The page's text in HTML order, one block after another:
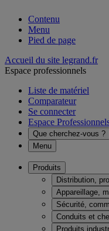
Contenu
Menu
Pied de page
Accueil du site legrand.fr
Espace professionnels
Liste de matériel
Comparateur
Se connecter
Espace
Que cherchez-vous ?
Menu
Produits
Distribution,
Appareillage,
Sécurité,
Conduits et
Produits